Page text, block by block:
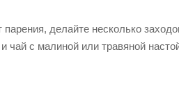
делайте несколько
чай с малиной или травяной